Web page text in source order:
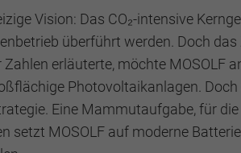
Vision: Das CO₂-intensive
überführt werden. Doch das
erläuterte, möchte MOSOLF
Photovoltaikanlagen.
Eine Mammutaufgabe, für
MOSOLF auf moderne